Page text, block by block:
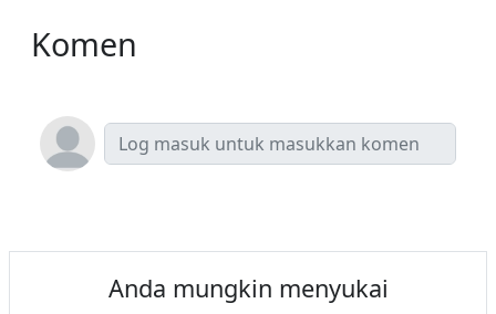
Komen
Anda mungkin menyukai